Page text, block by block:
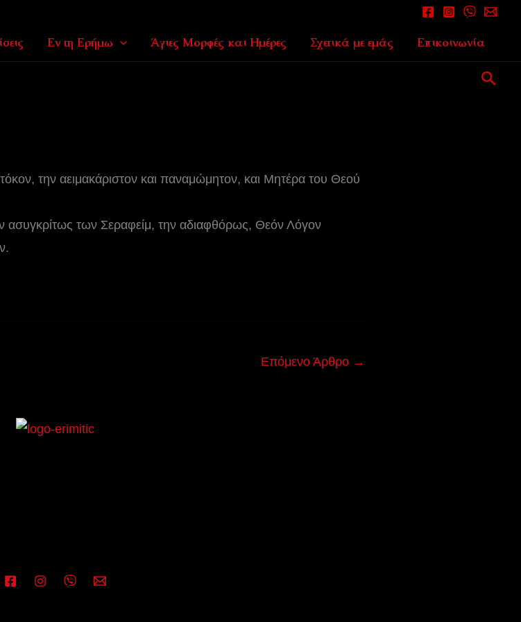
Εν τη Ερήμω Άγιες Μορφές και Ημέρες Σχετικά με εμάς Επικοινωνία
την αειμακάριστον και παναμώμητον, και Μητέρα του Θεού
ασυγκρίτως των Σεραφείμ, την αδιαφθόρως, Θεόν Λόγον
Επόμενο Άρθρο →